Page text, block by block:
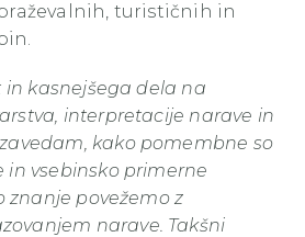
turističnih in
in kasnejšega dela na
interpretacije narave in
kako pomembne so
in vsebinsko primerne
znanje povežemo z
narave. Takšni